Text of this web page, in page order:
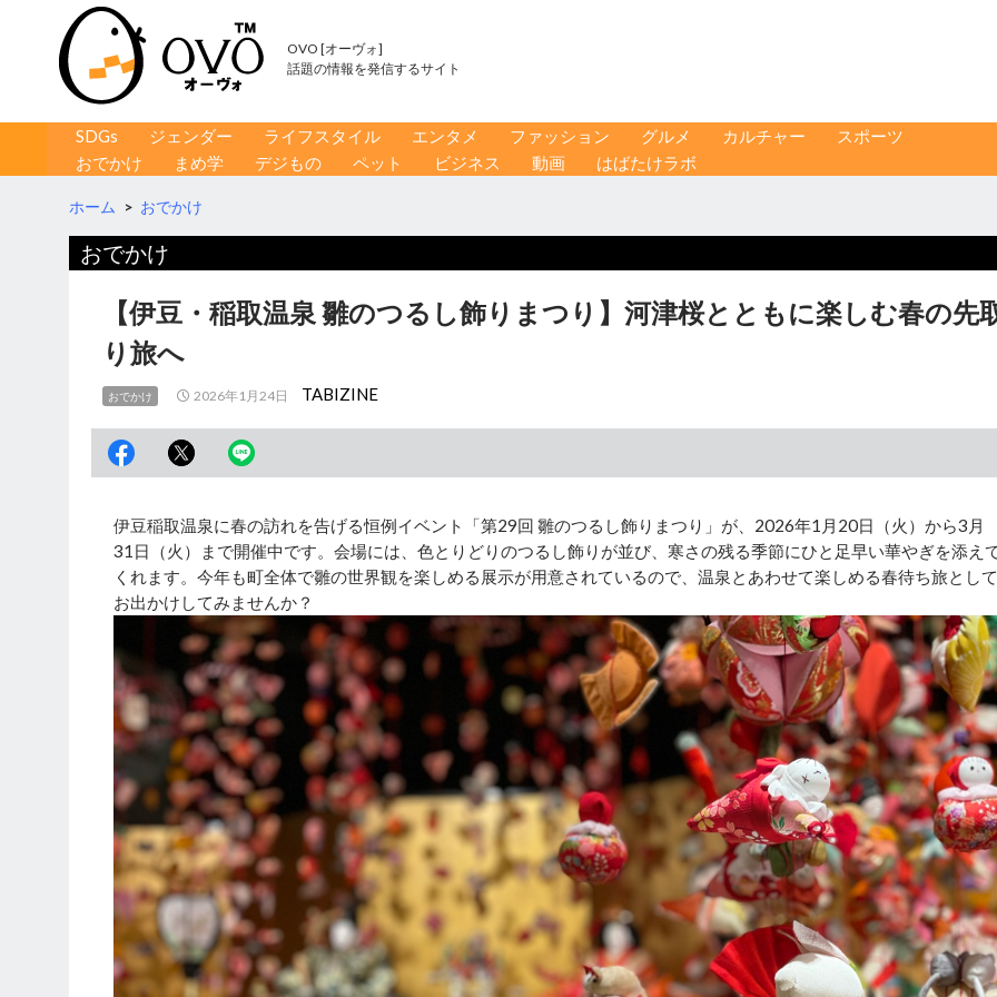
OVO [オーヴォ]
話題の情報を発信するサイト
コンテンツへ移動
SDGs ジェンダー ライフスタイル エンタメ ファッション グルメ カルチャー
スポーツ
おでかけ
まめ学 デジもの ペット ビジネス 動画 はばたけラボ
ホーム > おでかけ
おでかけ
【伊豆・稲取温泉 雛のつるし飾りまつり】河津桜とともに楽しむ春の先
り旅へ
おでかけ 2026年1月24日 TABIZINE
伊豆稲取温泉に春の訪れを告げる恒例イベント「第29回 雛のつるし飾りまつり」が、2026年1月20日（火）から3月
31日（火）まで開催中です。会場には、色とりどりのつるし飾りが並び、寒さの残る季節にひと足早い華やぎを添え
くれます。今年も町全体で雛の世界観を楽しめる展示が用意されているので、温泉とあわせて楽しめる春待ち旅として
お出かけしてみませんか？